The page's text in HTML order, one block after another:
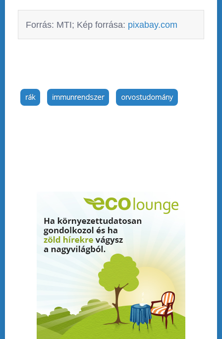
Forrás: MTI; Kép forrása: pixabay.com
rák immunrendszer orvostudomány